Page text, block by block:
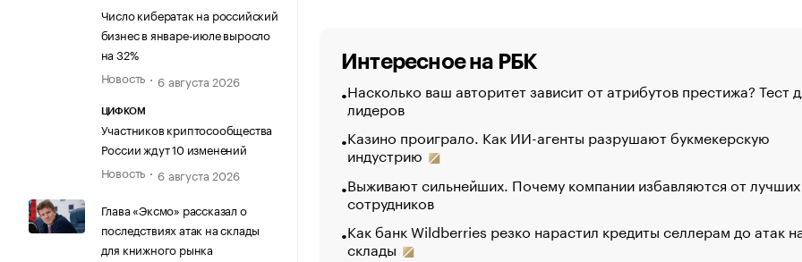
Число кибератак на российский
бизнес в январе-июле выросло
на 32%
Новость
6 августа 2026
ЦИФКОМ
Участников криптосообщества
России ждут 10 изменений
Новость
6 августа 2026
Глава «Эксмо» рассказал о
последствиях атак на склады
для книжного рынка
Интересное на РБК
Насколько ваш авторитет зависит от атрибутов престижа? Тест
лидеров
Казино проиграло. Как ИИ-агенты разрушают букмекерскую
индустрию
Выживают сильнейших. Почему компании избавляются от лучших
сотрудников
Как банк Wildberries резко нарастил кредиты селлерам до атак
склады